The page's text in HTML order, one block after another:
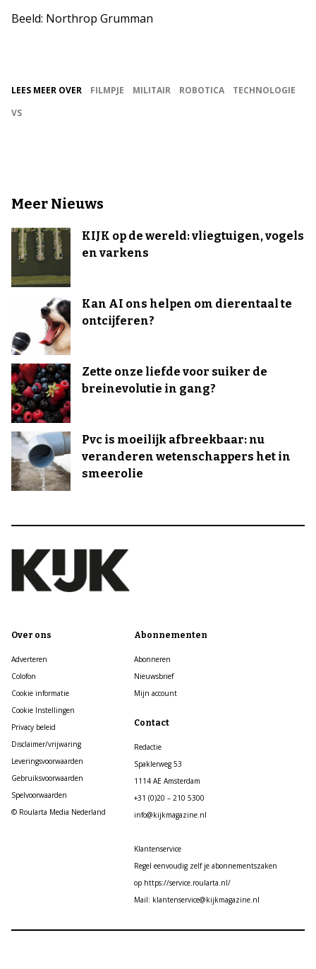
Beeld: Northrop Grumman
LEES MEER OVER FILMPJE MILITAIR ROBOTICA
TECHNOLOGIE
VS
Meer Nieuws
KIJK op de wereld: vliegtuigen, vogels
en varkens
Kan AI ons helpen om dierentaal te
ontcijferen?
Zette onze liefde voor suiker de
breinevolutie in gang?
Pvc is moeilijk afbreekbaar: nu
veranderen wetenschappers het in
smeerolie
Over ons
Adverteren
Colofon
Cookie informatie
Cookie Instellingen
Privacy beleid
Disclaimer/vrijwaring
Leveringsvoorwaarden
Gebruiksvoorwaarden
Spelvoorwaarden
© Roularta Media Nederland
Abonnementen
Abonneren
Nieuwsbrief
Mijn account
Contact
Redactie
Spaklerweg 53
1114 AE Amsterdam
+31 (0)20 – 210 5300
info@kijkmagazine.nl
Klantenservice
Regel eenvoudig zelf je abonnementszaken
op https://service.roularta.nl/
Mail: klantenservice@kijkmagazine.nl